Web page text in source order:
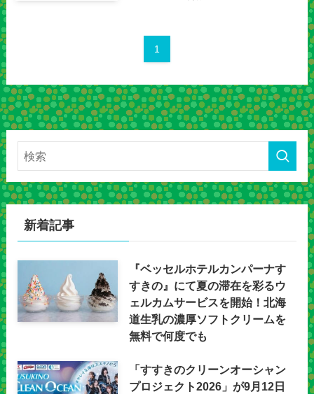
1
新着記事
『ベッセルホテルカンパーナす
すきの』にて夏の滞在を彩るウ
ェルカムサービスを開始！北海
道生乳の濃厚ソフトクリームを
無料で何度でも
「すすきのクリーンオーシャン
プロジェクト2026」が9月12日